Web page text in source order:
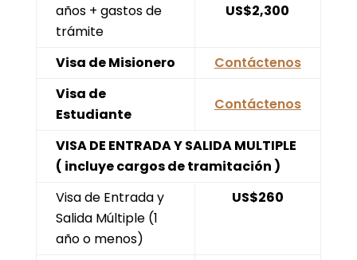
años + gastos de
trámite
US$2,300
Visa de Misionero
Contáctenos
Visa de
Estudiante
Contáctenos
VISA DE ENTRADA Y SALIDA MULTIPLE
( incluye cargos de tramitación )
Visa de Entrada y
Salida Múltiple (1
año o menos)
US$260